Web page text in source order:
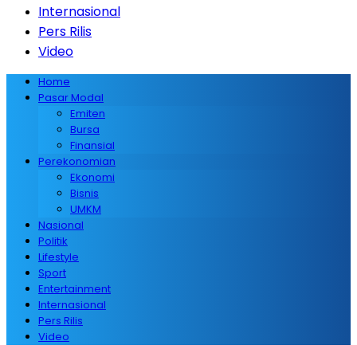
Internasional
Pers Rilis
Video
Home
Pasar Modal
Emiten
Bursa
Finansial
Perekonomian
Ekonomi
Bisnis
UMKM
Nasional
Politik
Lifestyle
Sport
Entertainment
Internasional
Pers Rilis
Video